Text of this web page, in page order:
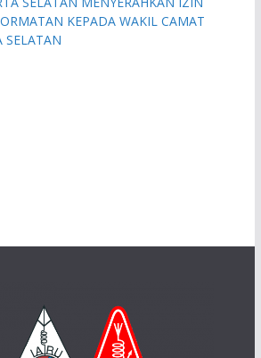
KEPADA WAKIL CAMAT
SELATAN